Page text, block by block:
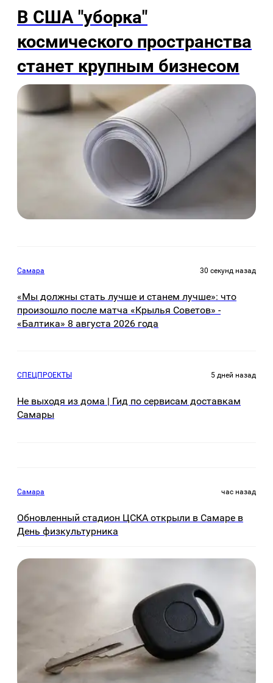
В США "уборка"
космического пространства
станет крупным бизнесом
Самара 30 секунд назад
«Мы должны стать лучше и станем лучше»: что
произошло после матча «Крылья Советов» -
«Балтика» 8 августа 2026 года
СПЕЦПРОЕКТЫ 5 дней назад
Не выходя из дома | Гид по сервисам доставкам
Самары
Самара час назад
Обновленный стадион ЦСКА открыли в Самаре в
День физкультурника